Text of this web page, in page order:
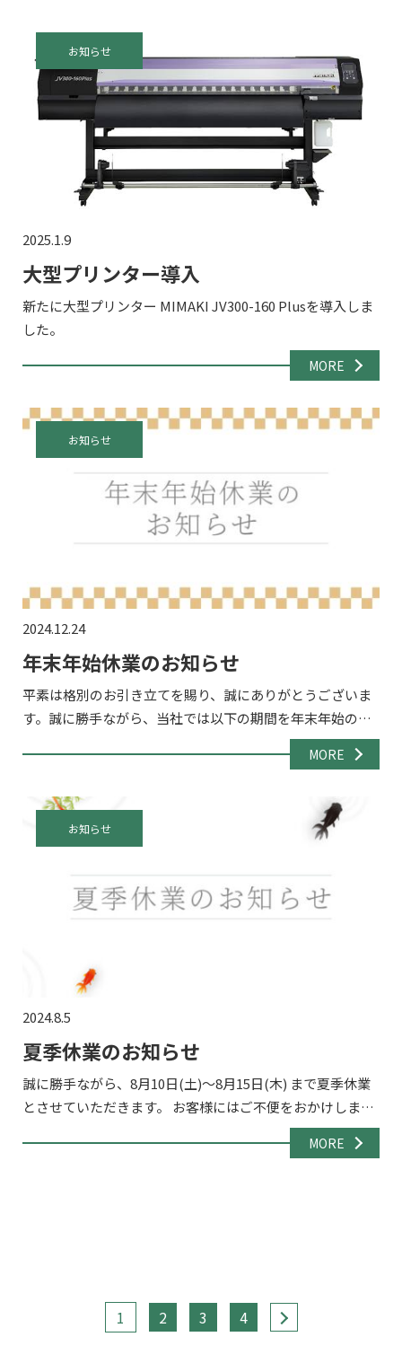
2025.1.9
大型プリンター導入
新たに大型プリンター MIMAKI JV300-160 Plusを導入しま
した。
お知らせ
MORE
2024.12.24
年末年始休業のお知らせ
平素は格別のお引き立てを賜り、誠にありがとうございま
す。誠に勝手ながら、当社では以下の期間を年末年始の休
業期間とさせていただきます。 休業期間2024年12月28日
（土）～2024年1月5日（日） 休業期間中のお問い合わ […]
お知らせ
MORE
2024.8.5
夏季休業のお知らせ
誠に勝手ながら、8月10日(土)～8月15日(木) まで夏季休業
とさせていただきます。 お客様にはご不便をおかけします
が、ご理解の程お願い申し上げます。 なお、8月16日(金)
より通常通り営業いたしますので、何卒よろし […]
お知らせ
MORE
1 2 3 4 >